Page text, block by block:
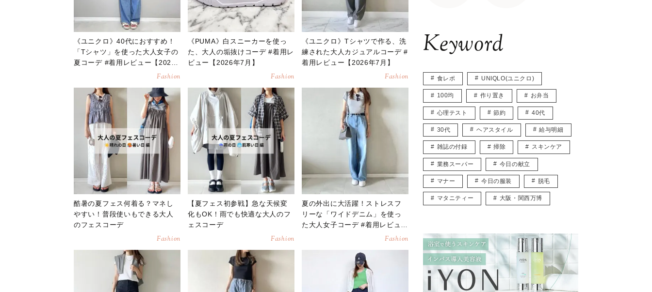
《ユニクロ》40代におすすめ！
「Tシャツ」を使った大人女子の
夏コーデ #着用レビュー【2026
Fashion
《PUMA》白スニーカーを使っ
た、大人の垢抜けコーデ #着用レ
ビュー【2026年7月】
Fashion
《ユニクロ》Tシャツで作る、洗
練された大人カジュアルコーデ #
着用レビュー【2026年7月】
Fashion
酷暑の夏フェス何着る？マネし
やすい！普段使いもできる大人
のフェスコーデ
Fashion
【夏フェス初参戦】急な天候変
化もOK！雨でも快適な大人のフ
ェスコーデ
Fashion
夏の外出に大活躍！ストレスフ
リーな「ワイドデニム」を使っ
た大人女子コーデ #着用レビュー
Fashion
Keyword
食レポ UNIQLO(ユニクロ)
100均 作り置き お弁当
心理テスト 節約 40代
30代 ヘアスタイル 給与明細
雑誌の付録 掃除 スキンケア
業務スーパー 今日の献立
マナー 今日の服装 脱毛
マタニティー 大阪・関西万博